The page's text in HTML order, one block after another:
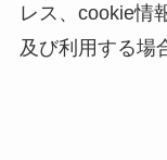
レス、cookie情
及び利用する場